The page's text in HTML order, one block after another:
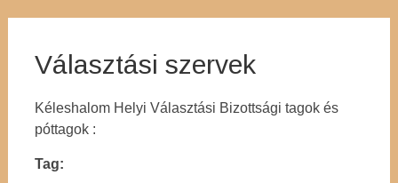
Választási szervek
Kéleshalom Helyi Választási Bizottsági tagok és
póttagok :
Tag: